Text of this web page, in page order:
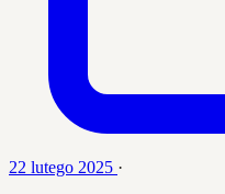
22 lutego 2025 ·